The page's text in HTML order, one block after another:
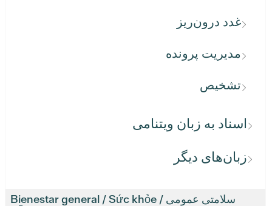
غدد درون‌ریز
مدیریت پرونده
تشخیص
اسناد به زبان ویتنامی
زبان‌های دیگر
سلامتی عمومی / Bienestar general / Sức khỏe